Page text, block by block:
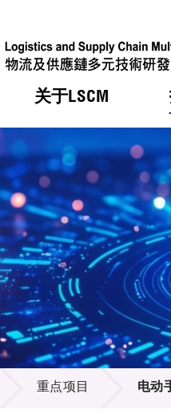
关于LSCM
机
愿景
服
组
组
董
研
招
供
服务
可
应
重
合
研
资
资
税
申请
评审
征
项
活动
业
奖项
新
媒
新闻
资
多
会
登
会
会
重点项目 电动